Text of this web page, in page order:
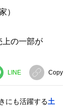
）
の一部が
LINE Copy
にも活躍する土